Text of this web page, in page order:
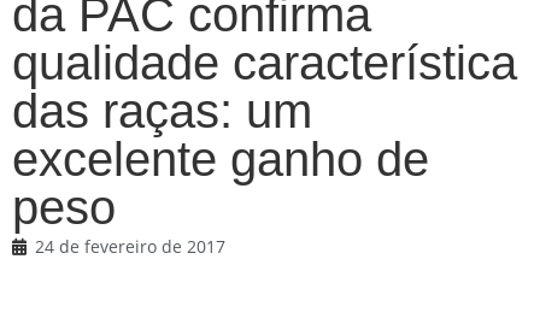
da PAC confirma
qualidade característica
das raças: um
excelente ganho de
peso
24 de fevereiro de 2017